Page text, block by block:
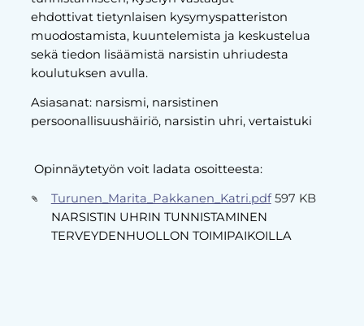
ehdottivat tietynlaisen kysymyspatteriston
muodostamista, kuuntelemista ja keskustelua
sekä tiedon lisäämistä narsistin uhriudesta
koulutuksen avulla.
Asiasanat: narsismi, narsistinen
persoonallisuushäiriö, narsistin uhri, vertaistuki
Opinnäytetyön voit ladata osoitteesta:
Turunen_Marita_Pakkanen_Katri.pdf 597 KB
NARSISTIN UHRIN TUNNISTAMINEN
TERVEYDENHUOLLON TOIMIPAIKOILLA